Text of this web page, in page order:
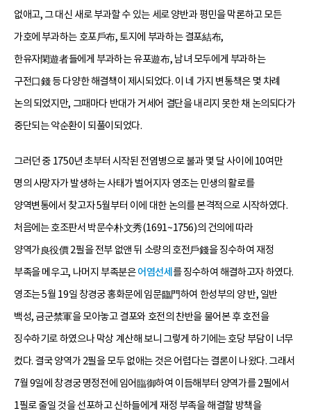
없애고, 그 대신 새로 부과할 수 있는 세로 양반과 평민을 막론하고 모든
가호에 부과하는 호포戶布, 토지에 부과하는 결포結布,
한유자閑遊者들에게 부과하는 유포遊布, 남녀 모두에게 부과하는
구전口錢 등 다양한 해결책이 제시되었다. 이 네 가지 변통책은 몇 차례
논의 되었지만, 그때마다 반대가 거세어 결단을 내리지 못한 채 논의되다가
중단되는 악순환이 되풀이되었다.
그러던 중 1750년 초부터 시작된 전염병으로 불과 몇 달 사이에 10여만
명의 사망자가 발생하는 사태가 벌어지자 영조는 민생의 활로를
양역변통에서 찾고자 5월부터 이에 대한 논의를 본격적으로 시작하였다.
처음에는 호조판서 박문수朴文秀(1691~1756)의 건의에 따라
양역가良役價 2필을 전부 없앤 뒤 소량의 호전戶錢을 징수하여 재정
부족을 메우고, 나머지 부족분은어염선세 를 징수하여 해결하고자 하였다.
영조는 5월 19일 창경궁 홍화문에 임문臨門하여 한성부의 양 반, 일반
백성, 금군禁軍을 모아놓고 결포와 호전의 찬반을 물어본 후 호전을
징수하기로 하였으나 막상 계산해 보니 그렇게 하기에는 호당 부담이 너무
컸다. 결국 양역가 2필을 모두 없애는 것은 어렵다는 결론이 나왔다. 그래서
7월 9일에 창경궁 명정전에 임어臨御하여 이듬해부터 양역가를 2필에서
1필로 줄일 것을 선포하고 신하들에게 재정 부족을 해결할 방책을